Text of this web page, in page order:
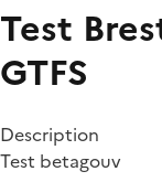
Test
GTFS
Description
Test betagouv